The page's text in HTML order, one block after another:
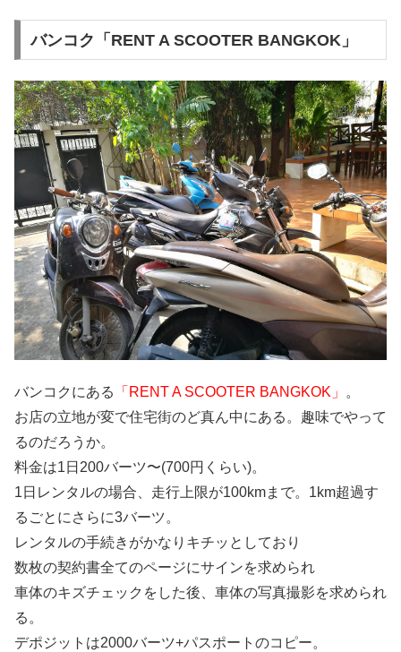
バンコク「RENT A SCOOTER BANGKOK」
バンコクにある 「RENT A SCOOTER BANGKOK」
。
お店の立地が変で住宅街のど真ん中にある。趣味でやって
るのだろうか。
料金は1日200バーツ〜(700円くらい)。
1日レンタルの場合、走行上限が100kmまで。1km超過す
るごとにさらに3バーツ。
レンタルの手続きがかなりキチッとしており
数枚の契約書全てのページにサインを求められ
車体のキズチェックをした後、車体の写真撮影を求められ
る。
デポジットは2000バーツ+パスポートのコピー。